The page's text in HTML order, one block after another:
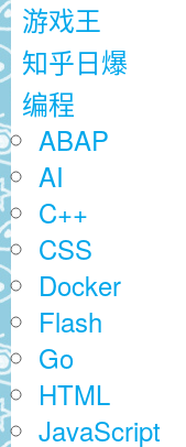
游戏王
知乎日爆
编程
ABAP
AI
C++
CSS
Docker
Flash
Go
HTML
JavaScript